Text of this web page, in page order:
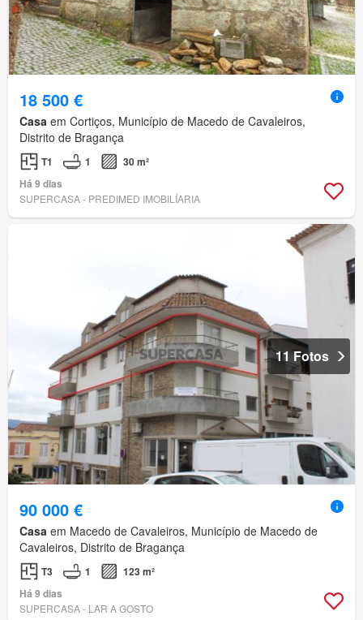
18 500 €
Casa em Cortiços, Município de Macedo de Cavaleiros,
Distrito de Bragança
T1 1
30 m²
Há 9 dias
SUPERCASA - PREDIMED IMOBILÍARIA
11 Fotos
90 000 €
Casa em Macedo de Cavaleiros, Município de Macedo de
Cavaleiros, Distrito de Bragança
T3 1
123 m²
Há 9 dias
SUPERCASA - LAR A GOSTO